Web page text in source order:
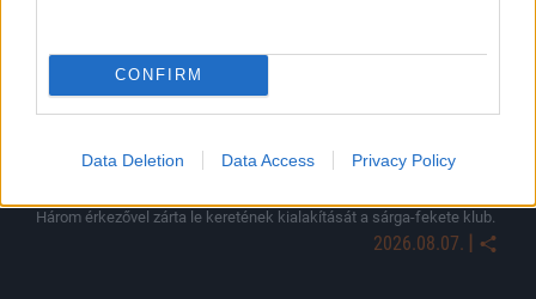
CONFIRM
Data Deletion Data Access Privacy Policy
Három érkezővel zárta le keretének kialakítását a sárga-fekete klub.
2026.08.07. |